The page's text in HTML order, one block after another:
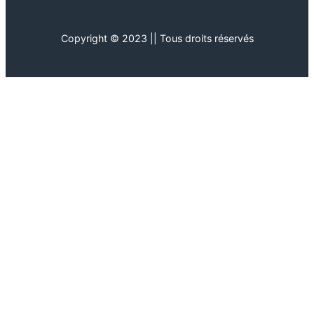
Copyright © 2023 || Tous droits réservés